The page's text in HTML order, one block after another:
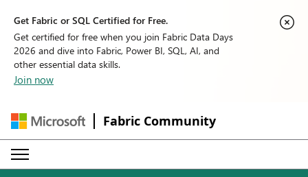
Get Fabric or SQL Certified for Free.
Get certified for free when you join Fabric Data Days
2026 and dive into Fabric, Power BI, SQL, AI, and
other essential data skills.
Join now
Fabric Community